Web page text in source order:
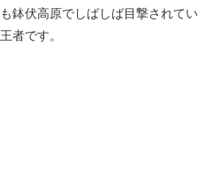
鉢伏高原でしばしば目撃されて
者です。